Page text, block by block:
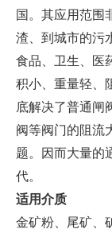
国。其应用范围
渣、到城市的污
食品、卫生、医
积小、重量轻、
底解决了普通闸
阀等阀门的阻流
题。因而大量的
代。
适用介质
金矿粉、尾矿、